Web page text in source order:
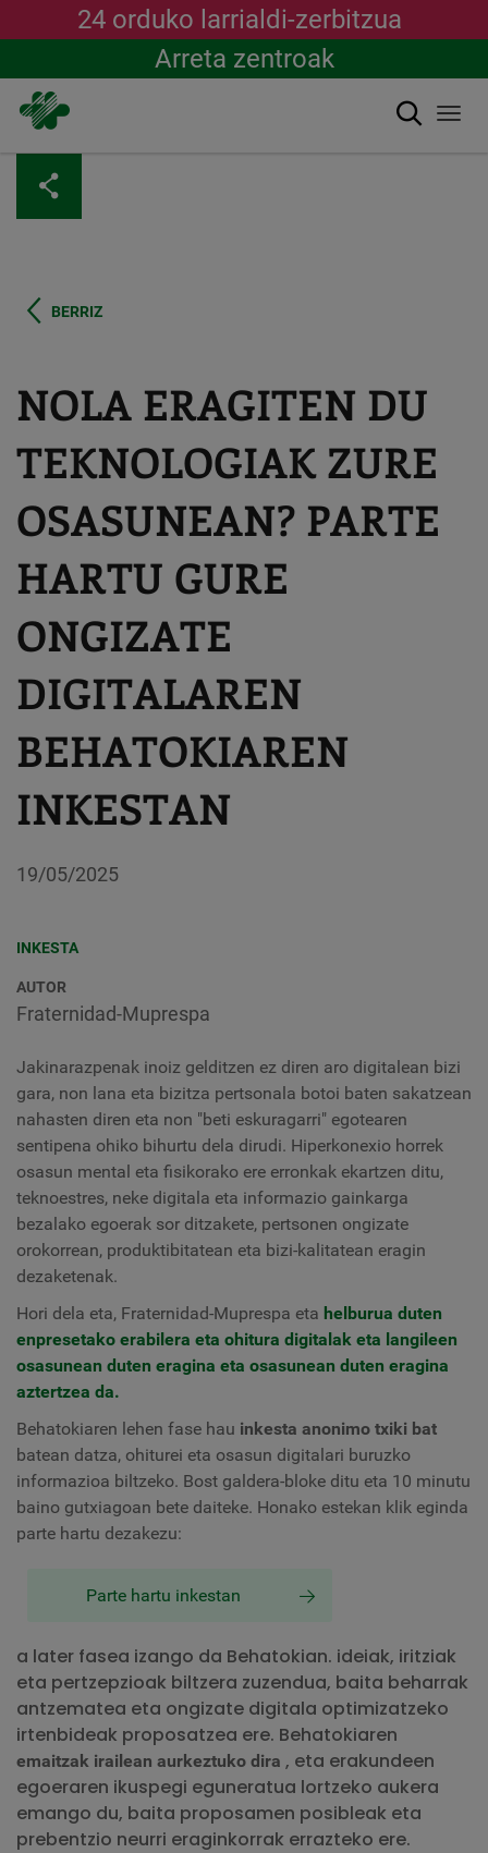
content
24 orduko larrialdi-zerbitzua
Arreta zentroak
Bilatu
BERRIZ
NOLA ERAGITEN DU
TEKNOLOGIAK ZURE
OSASUNEAN? PARTE
HARTU GURE
ONGIZATE
DIGITALAREN
BEHATOKIAREN
INKESTAN
19/05/2025
INKESTA
AUTOR
Fraternidad-Muprespa
Jakinarazpenak inoiz gelditzen ez diren aro digitalean bizi
gara, non lana eta bizitza pertsonala botoi baten sakatzean
nahasten diren eta non "beti eskuragarri" egotearen
sentipena ohiko bihurtu dela dirudi. Hiperkonexio horrek
osasun mental eta fisikorako ere erronkak ekartzen ditu,
teknoestres, neke digitala eta informazio gainkarga
bezalako egoerak sor ditzakete, pertsonen ongizate
orokorrean, produktibitatean eta bizi-kalitatean eragin
dezaketenak.
Hori dela eta, Fraternidad-Muprespa eta helburua duten
enpresetako erabilera eta ohitura digitalak eta langileen
osasunean duten eragina eta osasunean duten eragina
aztertzea da.
Behatokiaren lehen fase hau inkesta anonimo txiki bat
batean datza, ohiturei eta osasun digitalari buruzko
informazioa biltzeko. Bost galdera-bloke ditu eta 10 minutu
baino gutxiagoan bete daiteke. Honako estekan klik eginda
parte hartu dezakezu:
Parte hartu inkestan
a later fasea izango da Behatokian. ideiak, iritziak
eta pertzepzioak biltzera zuzendua, baita beharrak
antzematea eta ongizate digitala optimizatzeko
irtenbideak proposatzea ere. Behatokiaren
emaitzak irailean aurkeztuko dira , eta erakundeen
egoeraren ikuspegi eguneratua lortzeko aukera
emango du, baita proposamen posibleak eta
prebentzio neurri eraginkorrak errazteko ere.